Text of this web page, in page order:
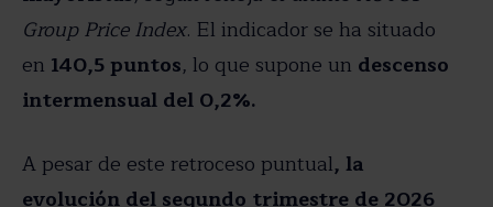
Group Price Index. El indicador se ha situado
en 140,5 puntos, lo que supone un descenso
intermensual del 0,2%.
A pesar de este retroceso puntual, la
evolución del segundo trimestre de 2026